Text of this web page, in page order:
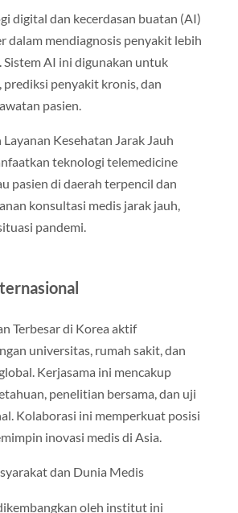
digital dan kecerdasan buatan (AI)
dalam mendiagnosis penyakit lebih
Sistem AI ini digunakan untuk
prediksi penyakit kronis, dan
pasien.
Kesehatan Jarak Jauh
teknologi telemedicine
pasien di daerah terpencil dan
konsultasi medis jarak jauh,
pandemi.
Terbesar di Korea aktif
universitas, rumah sakit, dan
Kerjasama ini mencakup
penelitian bersama, dan uji
Kolaborasi ini memperkuat posisi
inovasi medis di Asia.
dan Dunia Medis
oleh institut ini